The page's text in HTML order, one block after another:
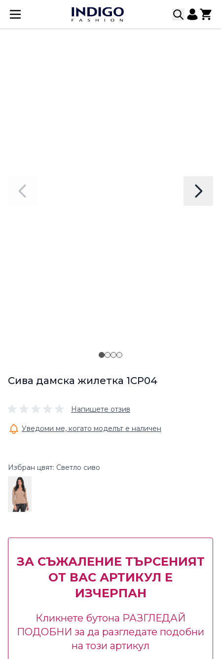
Прескачане към съдържанието
Сива дамска жилетка 1CP04
Напишете отзив
Уведоми ме, когато моделът е наличен
Избран цвят: Светло сиво
ЗА СЪЖАЛЕНИЕ ТЪРСЕНИЯТ
ОТ ВАС АРТИКУЛ Е
ИЗЧЕРПАН
Кликнете бутона РАЗГЛЕДАЙ
ПОДОБНИ за да разгледате подобни
на този артикул